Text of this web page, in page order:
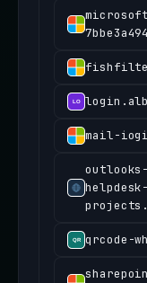
mail-
qrcode-